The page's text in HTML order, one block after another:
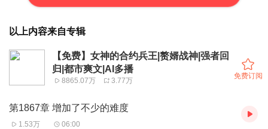
以上内容来自专辑
【免费】女神的合约兵王|赘婿战神|强者回
归|都市爽文|AI多播
8865.07万 3.77万
免费订阅
第1867章 增加了不少的难度
1.53万 06:00